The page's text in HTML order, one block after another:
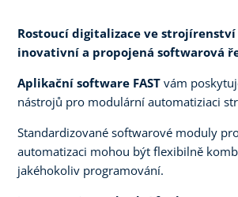
Rostoucí digitalizace ve
inovativní a propojená softwarová
Aplikační software FAST vám
nástrojů pro modulární automatiziaci
Standardizované softwarové moduly
automatizaci mohou být flexibilně
jakéhokoliv programování.